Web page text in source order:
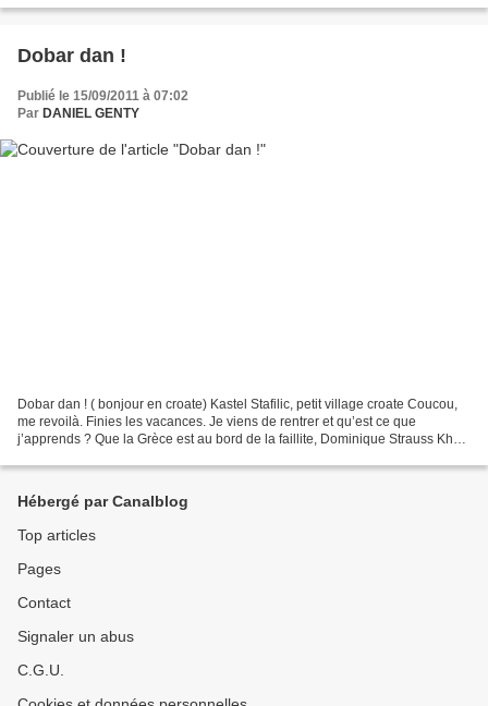
Dobar dan !
Publié le 15/09/2011 à 07:02
Par DANIEL GENTY
Dobar dan ! ( bonjour en croate) Kastel Stafilic, petit village croate Coucou,
me revoilà. Finies les vacances. Je viens de rentrer et qu’est ce que
j’apprends ? Que la Grèce est au bord de la faillite, Dominique Strauss Khan
Hébergé par Canalblog
Top articles
Pages
Contact
Signaler un abus
C.G.U.